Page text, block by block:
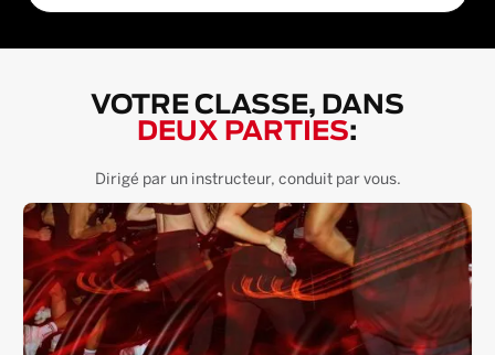
VOTRE CLASSE, DANS
DEUX PARTIES:
Dirigé par un instructeur, conduit par vous.